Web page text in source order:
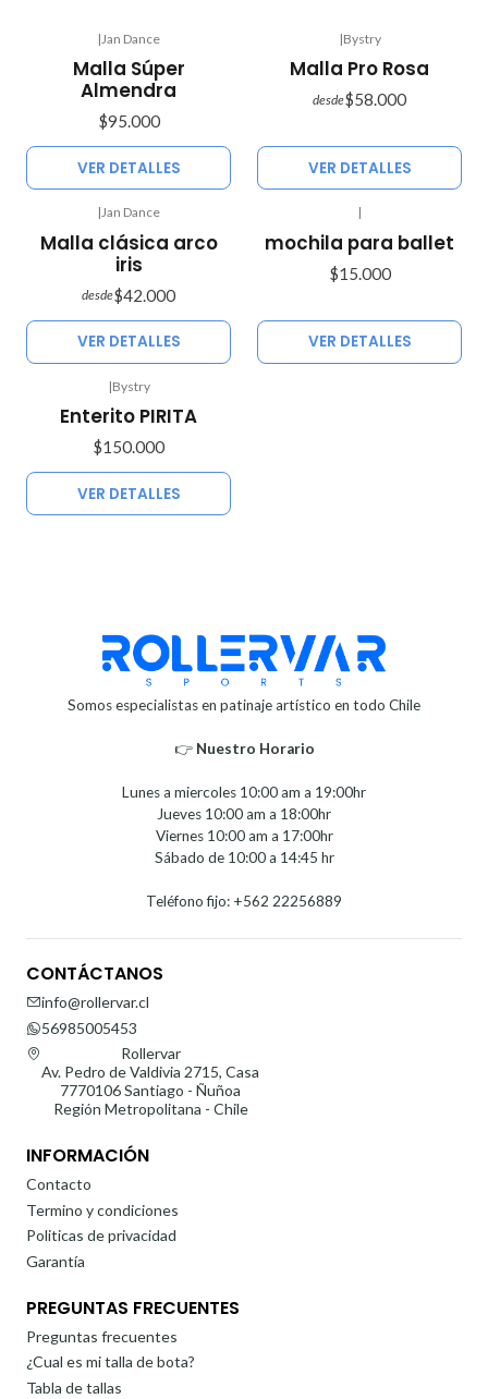
|Jan Dance
Malla Súper
Almendra
$95.000
VER DETALLES
|Bystry
Malla Pro Rosa
desde$58.000
VER DETALLES
|Jan Dance
Malla clásica arco
iris
desde$42.000
VER DETALLES
|
mochila para ballet
$15.000
VER DETALLES
|Bystry
Enterito PIRITA
$150.000
VER DETALLES
Somos especialistas en patinaje artístico en todo Chile
👉 Nuestro Horario⁣⁣
Lunes a miercoles 10:00 am a 19:00hr
Jueves 10:00 am a 18:00hr
Viernes 10:00 am a 17:00hr
Sábado de 10:00 a 14:45 hr
Teléfono fijo: +562 22256889
CONTÁCTANOS
info@rollervar.cl
56985005453
Rollervar
Av. Pedro de Valdivia 2715, Casa
7770106 Santiago - Ñuñoa
Región Metropolitana - Chile
INFORMACIÓN
Contacto
Termino y condiciones
Politicas de privacidad
Garantía
PREGUNTAS FRECUENTES
Preguntas frecuentes
¿Cual es mi talla de bota?
Tabla de tallas